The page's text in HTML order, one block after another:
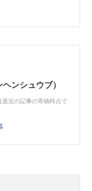
ンシュウブ）
近の記事の寄稿時点で